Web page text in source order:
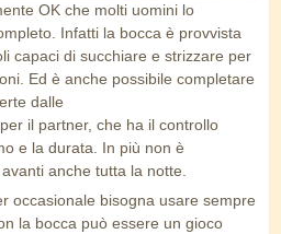
OK che molti uomini lo
Infatti la bocca è provvista
capaci di succhiare e strizzare per
Ed è anche possibile completare
dalle
il partner, che ha il controllo
e la durata. In più non è
anche tutta la notte.
occasionale bisogna usare sempre
la bocca può essere un gioco